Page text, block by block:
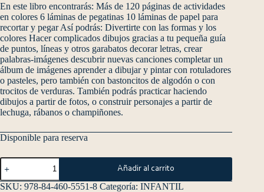
En este libro encontrarás: Más de 120 páginas de actividades
en colores 6 láminas de pegatinas 10 láminas de papel para
recortar y pegar Así podrás: Divertirte con las formas y los
colores Hacer complicados dibujos gracias a tu pequeña guía
de puntos, líneas y otros garabatos decorar letras, crear
palabras-imágenes descubrir nuevas canciones completar un
álbum de imágenes aprender a dibujar y pintar con rotuladores
o pasteles, pero también con bastoncitos de algodón o con
trocitos de verduras. También podrás practicar haciendo
dibujos a partir de fotos, o construir personajes a partir de
lechuga, rábanos o champiñones.
Disponible para reserva
Añadir al carrito
SKU: 978-84-460-5551-8 Categoría: INFANTIL